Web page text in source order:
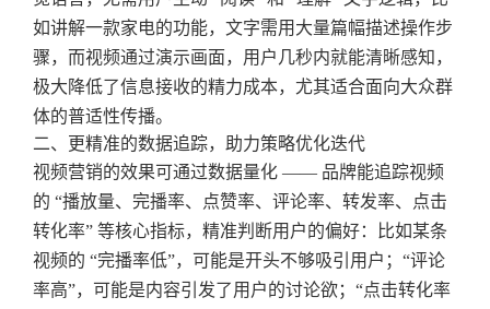
如讲解一款家电的功能，文字需用大量篇幅描述操作步
骤，而视频通过演示画面，用户几秒内就能清晰感知，
极大降低了信息接收的精力成本，尤其适合面向大众群
体的普适性传播。
二、更精准的数据追踪，助力策略优化迭代
视频营销的效果可通过数据量化 —— 品牌能追踪视频
的 “播放量、完播率、点赞率、评论率、转发率、点击
转化率” 等核心指标，精准判断用户的偏好：比如某条
视频的 “完播率低”，可能是开头不够吸引用户；“评论
率高”，可能是内容引发了用户的讨论欲；“点击转化率